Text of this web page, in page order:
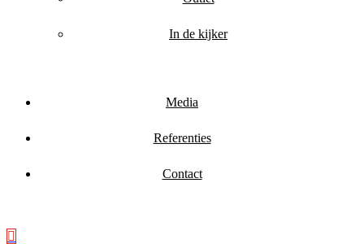
In de kijker
Media
Referenties
Contact